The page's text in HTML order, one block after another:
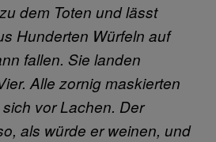
dem Toten und lässt
Hunderten Würfeln auf
fallen. Sie landen
Alle zornig maskierten
vor Lachen. Der
als würde er weinen, und